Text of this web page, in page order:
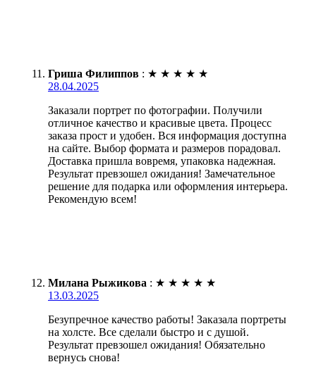
Гриша Филиппов : ★ ★ ★ ★ ★
28.04.2025
Заказали портрет по фотографии. Получили
отличное качество и красивые цвета. Процесс
заказа прост и удобен. Вся информация доступна
на сайте. Выбор формата и размеров порадовал.
Доставка пришла вовремя, упаковка надежная.
Результат превзошел ожидания! Замечательное
решение для подарка или оформления интерьера.
Рекомендую всем!
Милана Рыжикова : ★ ★ ★ ★ ★
13.03.2025
Безупречное качество работы! Заказала портреты
на холсте. Все сделали быстро и с душой.
Результат превзошел ожидания! Обязательно
вернусь снова!